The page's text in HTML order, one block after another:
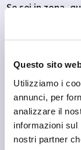
Questo sito
Utilizziamo i
annunci, per
analizzare il
informazioni
nostri partner
Se sei in zona,